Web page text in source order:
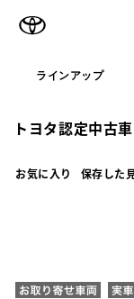
ラインアップ
トヨタ認定中古車
お気に入り 保存した